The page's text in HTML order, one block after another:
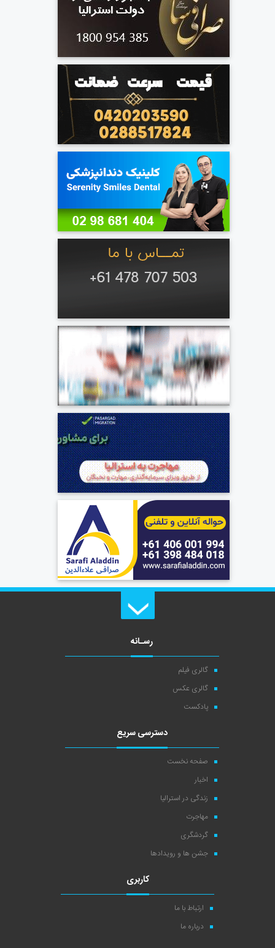
رسـانه
گالری فیلم
گالری عکس
پادکست
دسترسی سریع
صفحه نخست
اخبار
زندگی در استرالیا
مهاجرت
گردشگری
جشن ها و رویدادها
کاربری
ارتباط با ما
درباره ما